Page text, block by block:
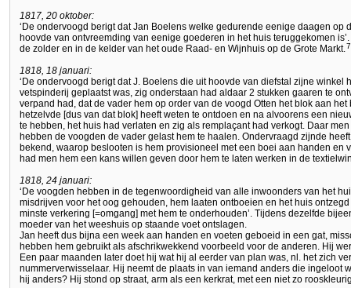
1817, 20 oktober:
‘De ondervoogd berigt dat Jan Boelens welke gedurende eenige daagen op
hoovde van ontvreemding van eenige goederen in het huis teruggekomen
de zolder en in de kelder van het oude Raad- en Wijnhuis op de Grote Markt. 7
1818, 18 januari:
‘De ondervoogd berigt dat J. Boelens die uit hoovde van diefstal zijne winkel
vetspinderij geplaatst was, zig onderstaan had aldaar 2 stukken gaaren te
verpand had, dat de vader hem op order van de voogd Otten het blok aan
hetzelvde [dus van dat blok] heeft weten te ontdoen en na alvoorens een
te hebben, het huis had verlaten en zig als remplaçant had verkogt. Daar
hebben de voogden de vader gelast hem te haalen. Ondervraagd zijnde
bekend, waarop beslooten is hem provisioneel met een boei aan handen en
had men hem een kans willen geven door hem te laten werken in de
1818, 24 januari:
‘De voogden hebben in de tegenwoordigheid van alle inwoonders van het
misdrijven voor het oog gehouden, hem laaten ontboeien en het huis
minste verkering [=omgang] met hem te onderhouden’. Tijdens dezelfde
moeder van het weeshuis op staande voet ontslagen.
Jan heeft dus bijna een week aan handen en voeten geboeid in een gat,
hebben hem gebruikt als afschrikwekkend voorbeeld voor de anderen. Hij
Een paar maanden later doet hij wat hij al eerder van plan was, nl. het zich
nummerverwisselaar. Hij neemt de plaats in van iemand anders die ingeloot
hij anders? Hij stond op straat, arm als een kerkrat, met een niet zo